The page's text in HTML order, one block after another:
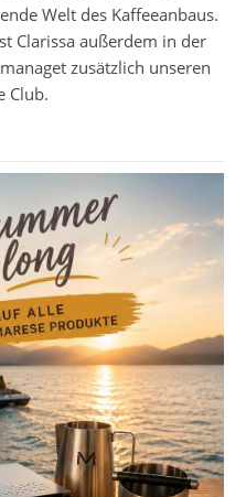
Welt des Kaffeeanbaus.
Clarissa außerdem in der
zusätzlich unseren
Club.